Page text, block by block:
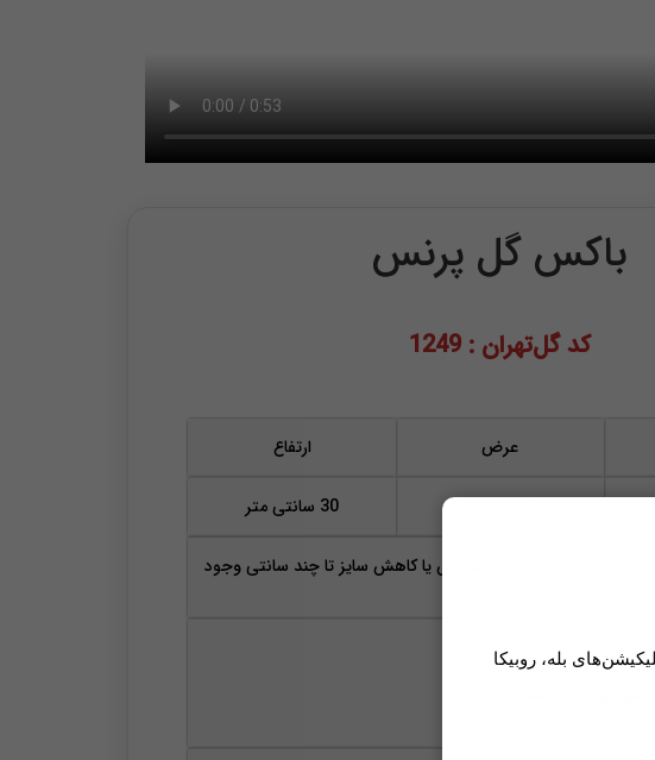
باکس گل پرنس
کد گل‌تهران : 1249
عرض ارتفاع
30 سانتی متر
در برخی موارد احتمال افزایش یا کاهش سایز تا چند سانتی وجود
:
بله، روبیکا